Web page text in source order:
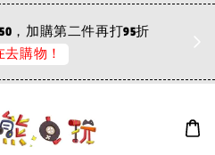
，加購第二件再打95折
去購物！